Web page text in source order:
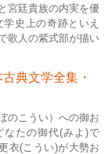
宮廷貴族の内実を優
史上の奇跡といえ
歌人の紫式部が描い
古典文学全集・
のこうい）への御お
なたの御代(みよ)で
衣(こうい)が大勢お